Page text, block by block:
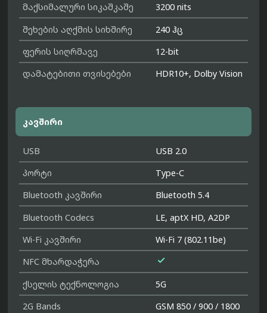
მაქსიმალური სიკაშკაშე
3200 nits
შეხების აღქმის სიხშირე
240 ჰც
ფერის სიღრმავე
12-bit
დამატებითი თვისებები
HDR10+, Dolby Vision
კავშირი
USB
USB 2.0
პორტი
Type-C
Bluetooth კავშირი
Bluetooth 5.4
Bluetooth Codecs
LE, aptX HD, A2DP
Wi-Fi კავშირი
Wi-Fi 7 (802.11be)
NFC მხარდაჭერა

ქსელის ტექნოლოგია
5G
2G Bands
GSM 850 / 900 / 1800